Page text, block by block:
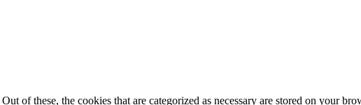
of these, the cookies that are categorized as necessary are stored on your